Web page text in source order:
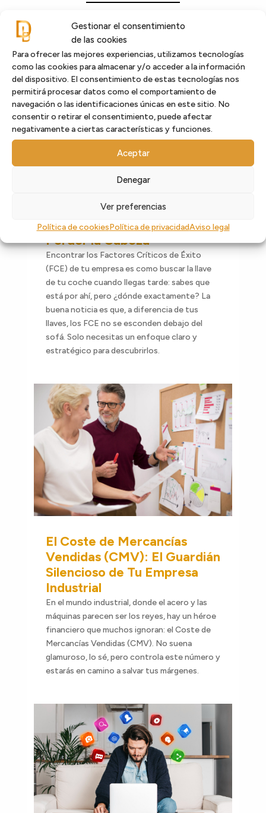
Gestionar el consentimiento
de las cookies
Para ofrecer las mejores experiencias, utilizamos tecnologías
como las cookies para almacenar y/o acceder a la información
del dispositivo. El consentimiento de estas tecnologías nos
permitirá procesar datos como el comportamiento de
navegación o las identificaciones únicas en este sitio. No
consentir o retirar el consentimiento, puede afectar
negativamente a ciertas características y funciones.
Aceptar
Denegar
Ver preferencias
Política de cookiesPolítica de privacidadAviso legal
Factores Críticos de Éxito:
Cómo Encontrarlos Sin
Perder la Cabeza
Encontrar los Factores Críticos de Éxito
(FCE) de tu empresa es como buscar la llave
de tu coche cuando llegas tarde: sabes que
está por ahí, pero ¿dónde exactamente? La
buena noticia es que, a diferencia de tus
llaves, los FCE no se esconden debajo del
sofá. Solo necesitas un enfoque claro y
estratégico para descubrirlos.
El Coste de Mercancías
Vendidas (CMV): El Guardián
Silencioso de Tu Empresa
Industrial
En el mundo industrial, donde el acero y las
máquinas parecen ser los reyes, hay un héroe
financiero que muchos ignoran: el Coste de
Mercancías Vendidas (CMV). No suena
glamuroso, lo sé, pero controla este número y
estarás en camino a salvar tus márgenes.